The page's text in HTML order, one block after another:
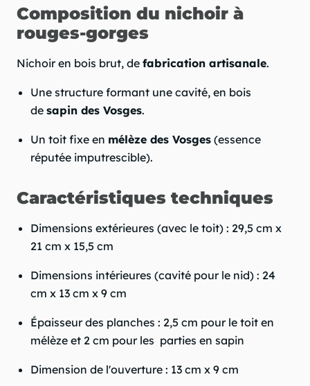
Composition du nichoir à
rouges-gorges
Nichoir en bois brut, de fabrication artisanale.
Une structure formant une cavité, en bois
de sapin des Vosges.
Un toit fixe en mélèze des Vosges (essence
réputée imputrescible).
Caractéristiques techniques
Dimensions extérieures (avec le toit) : 29,5 cm x
21 cm x 15,5 cm
Dimensions intérieures (cavité pour le nid) : 24
cm x 13 cm x 9 cm
Épaisseur des planches : 2,5 cm pour le toit en
mélèze et 2 cm pour les parties en sapin
Dimension de l'ouverture : 13 cm x 9 cm